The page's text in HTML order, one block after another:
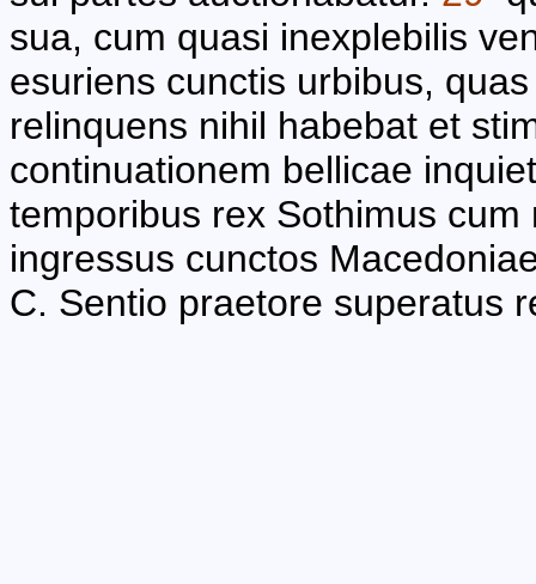
sua, cum quasi inexplebilis
esuriens cunctis urbibus,
relinquens nihil habebat et
continuationem bellicae
temporibus rex Sothimus
ingressus cunctos
C. Sentio praetore superatus